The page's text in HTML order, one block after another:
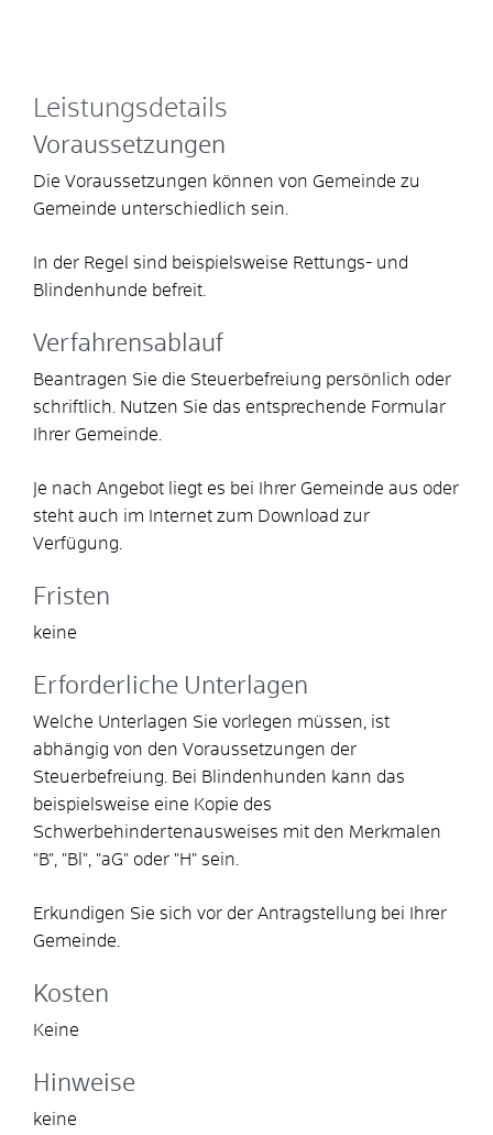
Leistungsdetails
Voraussetzungen
Die Voraussetzungen können von Gemeinde zu
Gemeinde unterschiedlich sein.
In der Regel sind beispielsweise Rettungs- und
Blindenhunde befreit.
Verfahrensablauf
Beantragen Sie die Steuerbefreiung persönlich oder
schriftlich. Nutzen Sie das entsprechende Formular
Ihrer Gemeinde.
Je nach Angebot liegt es bei Ihrer Gemeinde aus oder
steht auch im Internet zum Download zur
Verfügung.
Fristen
keine
Erforderliche Unterlagen
Welche Unterlagen Sie vorlegen müssen, ist
abhängig von den Voraussetzungen der
Steuerbefreiung.
Bei Blindenhunden kann das
beispielsweise eine Kopie des
Schwerbehindertenausweises mit den Merkmalen
"B", "Bl", "aG" oder "H" sein.
Erkundigen Sie sich vor der Antragstellung bei Ihrer
Gemeinde.
Kosten
Keine
Hinweise
keine